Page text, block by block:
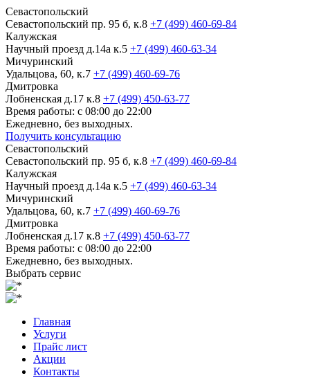
Севастопольский
Севастопольский пр. 95 б, к.8 +7 (499) 460-69-84
Калужская
Научный проезд д.14а к.5 +7 (499) 460-63-34
Мичуринский
Удальцова, 60, к.7 +7 (499) 460-69-76
Дмитровка
Лобненская д.17 к.8 +7 (499) 450-63-77
Время работы: с 08:00 до 22:00
Ежедневно, без выходных.
Получить консультацию
Севастопольский
Севастопольский пр. 95 б, к.8 +7 (499) 460-69-84
Калужская
Научный проезд д.14а к.5 +7 (499) 460-63-34
Мичуринский
Удальцова, 60, к.7 +7 (499) 460-69-76
Дмитровка
Лобненская д.17 к.8 +7 (499) 450-63-77
Время работы: с 08:00 до 22:00
Ежедневно, без выходных.
Выбрать сервис
Главная
Услуги
Прайс лист
Акции
Контакты